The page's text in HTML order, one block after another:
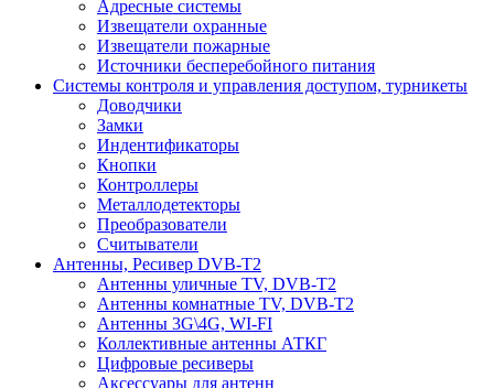
Адресные системы
Извещатели охранные
Извещатели пожарные
Источники бесперебойного питания
Системы контроля и управления доступом, турникеты
Доводчики
Замки
Индентификаторы
Кнопки
Контроллеры
Металлодетекторы
Преобразователи
Считыватели
Антенны, Ресивер DVB-T2
Антенны уличные TV, DVB-T2
Антенны комнатные TV, DVB-T2
Антенны 3G\4G, WI-FI
Коллективные антенны АТКГ
Цифровые ресиверы
Аксессуары для антенн